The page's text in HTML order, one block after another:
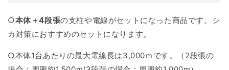
○本体＋4段張の支柱や電線がセットになった商品です。シ
カ対策におすすめのセットになります。
○本体1台あたりの最大電線長は3,000ｍです。（2段張の